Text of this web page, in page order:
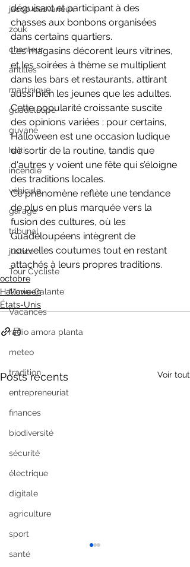
jacob desvarieux
zouk
chanteur
antilles
martinique
guadeloupe
guyane
haïti
incendie
véhicule
garage
tribunal
justice
Tour Cycliste
Marie-Galante
Vacances
radio amora planta
meteo
tradition
entrepreneuriat
finances
biodiversité
sécurité
électrique
digitale
agriculture
sport
santé
déguisant et participant à des
chasses aux bonbons organisées
dans certains quartiers.
Les magasins décorent leurs vitrines,
et les soirées à thème se multiplient
dans les bars et restaurants, attirant
aussi bien les jeunes que les adultes.
Cette popularité croissante suscite
des opinions variées : pour certains,
Halloween est une occasion ludique
de sortir de la routine, tandis que
d'autres y voient une fête qui s’éloigne
des traditions locales.
Ce phénomène reflète une tendance
de plus en plus marquée vers la
fusion des cultures, où les
Guadeloupéens intègrent de
nouvelles coutumes tout en restant
attachés à leurs propres traditions.
octobre
Halloween
États-Unis
Posts récents Voir tout